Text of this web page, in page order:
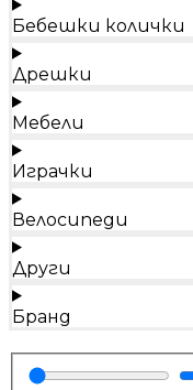
Бебешки колички
Дрешки
Мебели
Играчки
Велосипеди
Други
Бранд